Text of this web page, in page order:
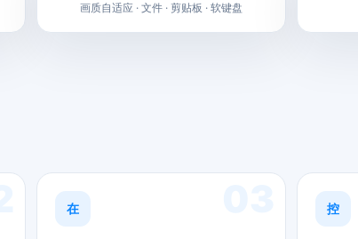
画质自适应 · 文件 · 剪贴板 · 软键盘
在 控